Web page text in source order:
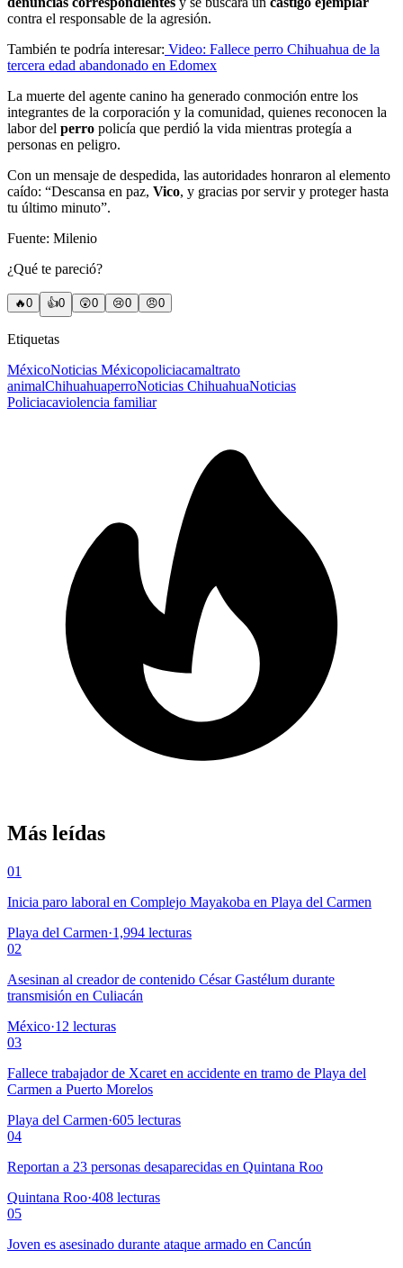
contra el responsable de la agresión.
También te podría interesar: Video: Fallece perro Chihuahua de la
tercera edad abandonado en Edomex
La muerte del agente canino ha generado conmoción entre los
integrantes de la corporación y la comunidad, quienes reconocen la
labor del perro policía que perdió la vida mientras protegía a
personas en peligro.
Con un mensaje de despedida, las autoridades honraron al elemento
caído: “Descansa en paz, Vico, y gracias por servir y proteger hasta
tu último minuto”.
Fuente: Milenio
¿Qué te pareció?
🔥0 👍0 😲0 😢0 😠0
Etiquetas
MéxicoNoticias Méxicopoliciacamaltrato
animalChihuahuaperroNoticias ChihuahuaNoticias
Policiacaviolencia familiar
Más leídas
01
Inicia paro laboral en Complejo Mayakoba en Playa del Carmen
Playa del Carmen·1,994 lecturas
02
Asesinan al creador de contenido César Gastélum durante
transmisión en Culiacán
México·12 lecturas
03
Fallece trabajador de Xcaret en accidente en tramo de Playa del
Carmen a Puerto Morelos
Playa del Carmen·605 lecturas
04
Reportan a 23 personas desaparecidas en Quintana Roo
Quintana Roo·408 lecturas
05
Joven es asesinado durante ataque armado en Cancún